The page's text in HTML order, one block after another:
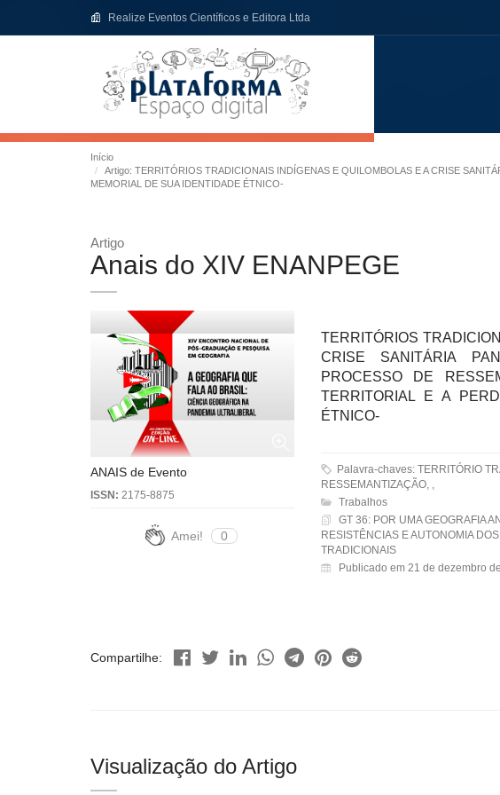
Realize Eventos Científicos e Editora Ltda
Início
Artigo: TERRITÓRIOS TRADICIONAIS INDÍGENAS E QUILOMBOLAS E A CRISE
MEMORIAL DE SUA IDENTIDADE ÉTNICO-
Artigo
Anais do XIV ENANPEGE
ANAIS de Evento
ISSN: 2175-8875
Amei! 0
TERRITÓRIOS
CRISE SANITÁRIA
PROCESSO DE
TERRITORIAL E A
ÉTNICO-
Palavra-chaves: TERRITÓRIO
RESSEMANTIZAÇÃO, ,
Trabalhos
GT 36: POR UMA GEOGRAFIA
RESISTÊNCIAS E AUTONOMIA
TRADICIONAIS
Publicado em 21 de dezembro
Compartilhe:
Visualização do Artigo